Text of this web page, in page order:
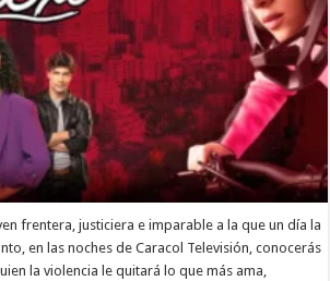
frentera, justiciera e imparable a la que un día la
en las noches de Caracol Televisión, conocerás
la violencia le quitará lo que más ama,